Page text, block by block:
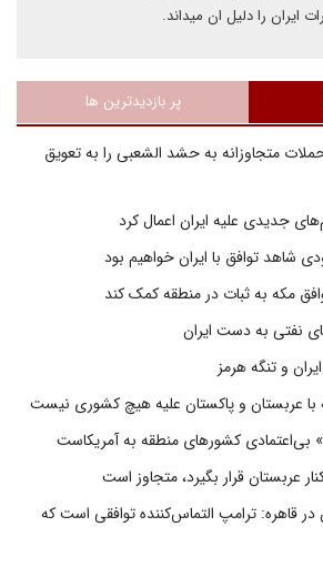
ایران را دلیل ان میداند.
پر بازدیدترین ها
متجاوزانه به حشد الشعبی را به تعویق
جدیدی علیه ایران اعمال کرد
توافق با ایران خواهیم بود
مکه به ثبات در منطقه کمک کند
و تنگه هرمز
با عربستان و پاکستان علیه هیچ کشوری نیست
بی‌اعتمادی کشورهای منطقه به آمریکاست
عربستان قرار بگیرد، متجاوز است
در قاهره: ترامپ التماس‌کننده توافقی است که